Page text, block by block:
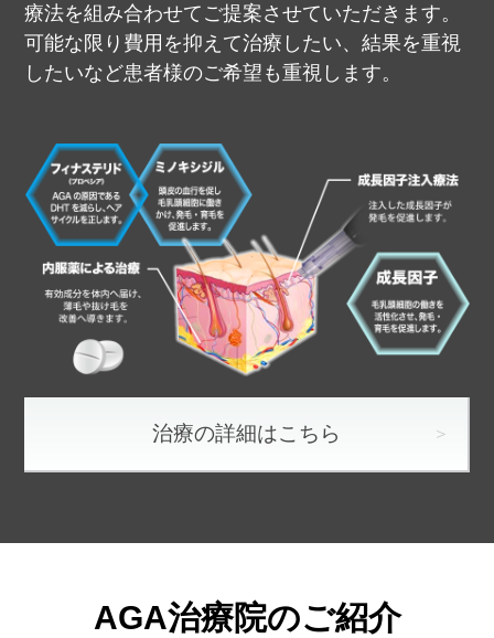
療法を組み合わせてご提案させていただきます。
可能な限り費用を抑えて治療したい、結果を重視
したいなど患者様のご希望も重視します。
治療の詳細はこちら
AGA治療院のご紹介